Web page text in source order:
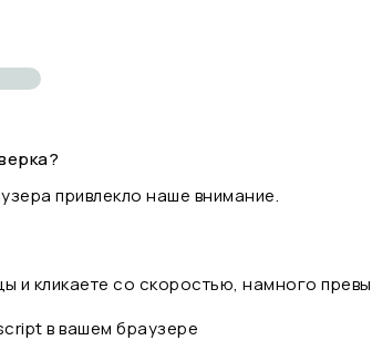
привлекло наше внимание.
и кликаете со скоростью, намного
в вашем браузере